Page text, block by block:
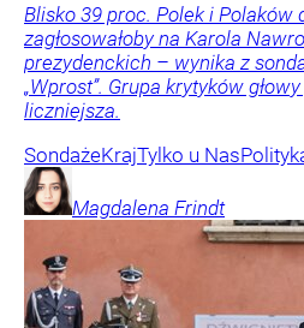
Blisko 39 proc. Polek i Polaków
zagłosowałoby na Karola
prezydenckich – wynika z
„Wprost”. Grupa krytyków
liczniejsza.
SondażeKrajTylko u Nas
Magdalena Frindt